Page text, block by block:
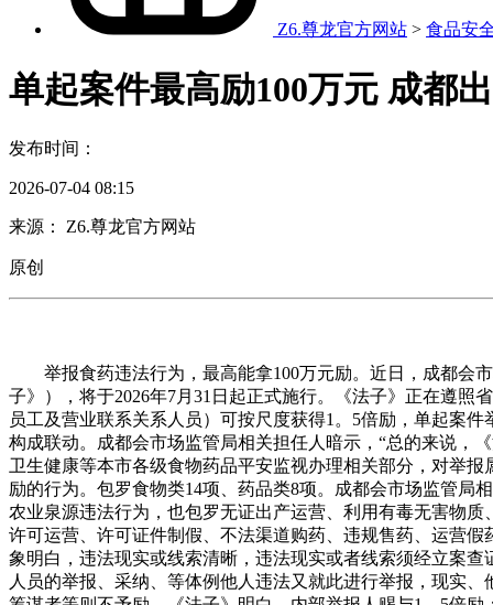
Z6.尊龙官方网站 > 食品安
单起案件最高励100万元 成都
发布时间：
2026-07-04 08:15
来源： Z6.尊龙官方网站
原创
举报食药违法行为，最高能拿100万元励。近日，成都会市
子》），将于2026年7月31日起正式施行。《法子》正在遵
员工及营业联系关系人员）可按尺度获得1。5倍励，单起案
构成联动。成都会市场监管局相关担任人暗示，“总的来说，
卫生健康等本市各级食物药品平安监视办理相关部分，对举
励的行为。包罗食物类14项、药品类8项。成都会市场监管局
农业泉源违法行为，也包罗无证出产运营、利用有毒无害物
许可运营、许可证件制假、不法渠道购药、违规售药、运营
象明白，违法现实或线索清晰，违法现实或者线索须经立案
人员的举报、采纳、等体例他人违法又就此进行举报，现实